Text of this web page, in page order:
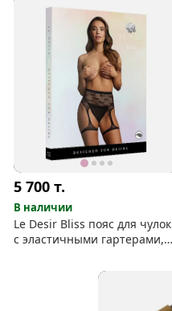
5 700т.
В наличии
Le Desir Bliss пояс для чулок
с эластичными гартерами,